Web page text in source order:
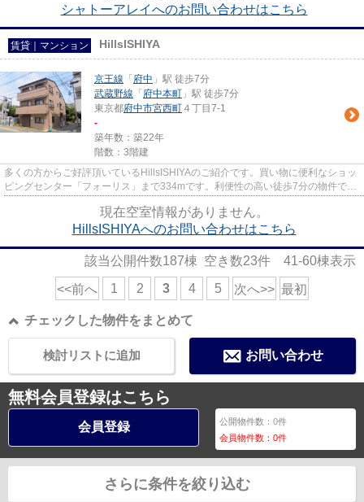
シャトーアレイへのお問い合わせはこちら
賃貸｜マンション HillsISHIYA
京王線 「 府中 」駅 徒歩7分
武蔵野線 「 府中本町 」駅 徒歩7分
東京都府中市宮西町 ４丁目7-1
-
築年数：築22年
階数：3階建
多くの方からご好評頂いているHillsISHIYAのご紹介です。買い物に便利なショッ
ピングセンター「フォーリス」まで334mです。利便性の高い徒歩7分の物件で
現在空室情報がありません。
HillsISHIYAへのお問い合わせはこちら
該当公開件数187棟 空き数23件 41-60棟表示
<<前へ 1 2 3 4 5 次へ>> 最初
チェックした物件をまとめて
お問い合わせ
検討リストに追加
無料会員登録はこちら
会員登録 公開物件数：0件
会員物件数：0件
さらに条件を絞り込む